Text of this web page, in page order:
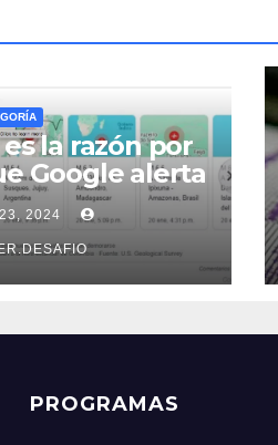
la razón por
Google alerta
un sismo
que el
Geológico
2024
PROGRAMAS